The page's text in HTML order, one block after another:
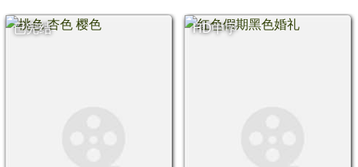
已完结 HD中字